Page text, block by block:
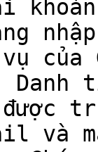
của
và